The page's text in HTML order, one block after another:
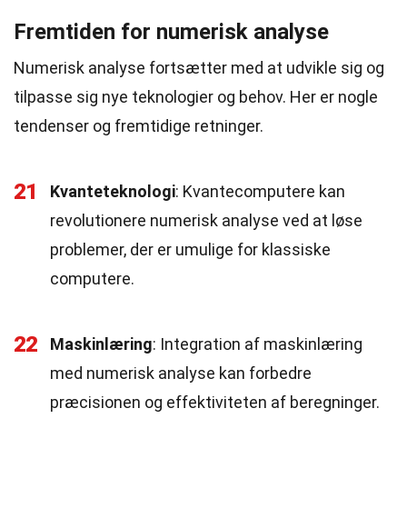
Fremtiden for numerisk analyse
Numerisk analyse fortsætter med at udvikle sig og
tilpasse sig nye teknologier og behov. Her er nogle
tendenser og fremtidige retninger.
21 Kvanteteknologi: Kvantecomputere kan
revolutionere numerisk analyse ved at løse
problemer, der er umulige for klassiske
computere.
22 Maskinlæring: Integration af maskinlæring
med numerisk analyse kan forbedre
præcisionen og effektiviteten af beregninger.